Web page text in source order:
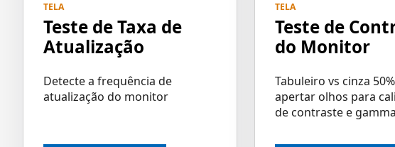
TELA
Teste de Taxa de
Atualização
Detecte a frequência de
atualização do monitor
TELA
Teste de
do Monitor
Tabuleiro vs cinza
apertar olhos para
de contraste e gamma